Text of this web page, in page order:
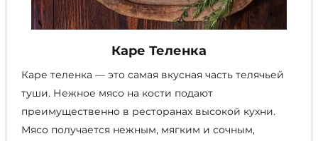
Каре Теленка
Каре теленка — это самая вкусная часть телячьей
туши. Нежное мясо на кости подают
преимущественно в ресторанах высокой кухни.
Мясо получается нежным, мягким и сочным,